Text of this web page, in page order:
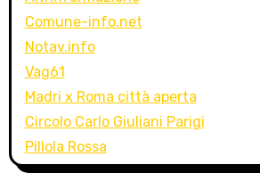
Comune-info.net
Notav.info
Vag61
Madri x Roma città aperta
Circolo Carlo Giuliani Parigi
Pillola Rossa